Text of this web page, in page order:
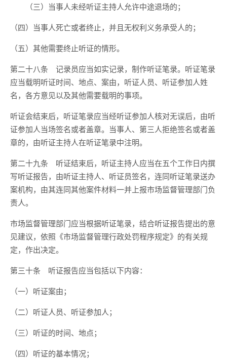
（三）当事人未经听证主持人允许中途退场的；
（四）当事人死亡或者终止，并且无权利义务承受人的；
（五）其他需要终止听证的情形。
第二十八条 记录员应当如实记录，制作听证笔录。听证笔录
应当载明听证时间、地点、案由，听证人员、听证参加人姓
名，各方意见以及其他需要载明的事项。
听证会结束后，听证笔录应当经听证参加人核对无误后，由听
证参加人当场签名或者盖章。当事人、第三人拒绝签名或者盖
章的，由听证主持人在听证笔录中注明。
第二十九条 听证结束后，听证主持人应当在五个工作日内撰
写听证报告，由听证主持人、听证员签名，连同听证笔录送办
案机构，由其连同其他案件材料一并上报市场监督管理部门负
责人。
市场监督管理部门应当根据听证笔录，结合听证报告提出的意
见建议，依照《市场监督管理行政处罚程序规定》的有关规
定，作出决定。
第三十条 听证报告应当包括以下内容：
（一）听证案由；
（二）听证人员、听证参加人；
（三）听证的时间、地点；
（四）听证的基本情况；